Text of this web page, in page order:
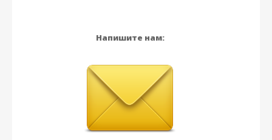
Напишите нам: